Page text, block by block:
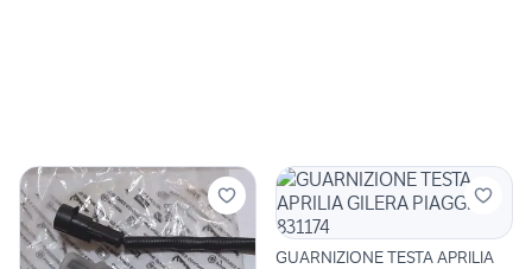
GUARNIZIONE TESTA APRILIA